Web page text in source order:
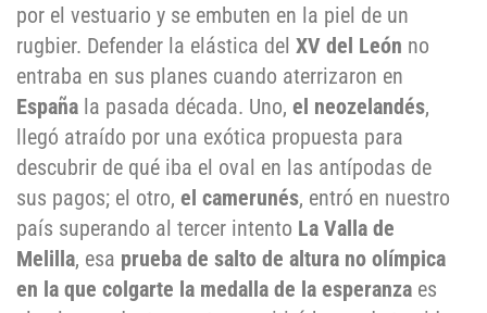
por el vestuario y se embuten en la piel de un
rugbier. Defender la elástica del XV del León no
entraba en sus planes cuando aterrizaron en
España la pasada década. Uno, el neozelandés,
llegó atraído por una exótica propuesta para
descubrir de qué iba el oval en las antípodas de
sus pagos; el otro, el camerunés, entró en nuestro
país superando al tercer intento La Valla de
Melilla, esa prueba de salto de altura no olímpica
en la que colgarte la medalla de la esperanza es